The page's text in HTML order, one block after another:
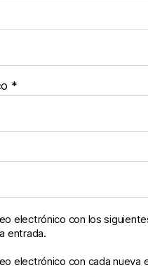
*
electrónico con los
entrada.
electrónico con cada nueva